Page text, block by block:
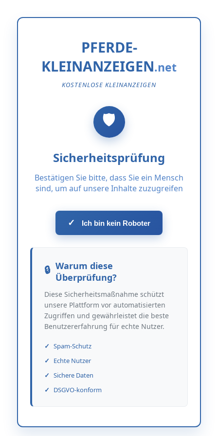
PFERDE-
KLEINANZEIGEN
KOSTENLOSE KLEINANZEIGEN
Sicherheitsprüfung
Bestätigen Sie bitte, dass Sie ein Mensch
sind, um auf unsere Inhalte zuzugreifen
✓ Ich bin kein Roboter
Warum diese
Überprüfung?
Diese Sicherheitsmaßnahme schützt
unsere Plattform vor automatisierten
Zugriffen und gewährleistet die beste
Benutzererfahrung für echte Nutzer.
Spam-Schutz
Echte Nutzer
Sichere Daten
DSGVO-konform